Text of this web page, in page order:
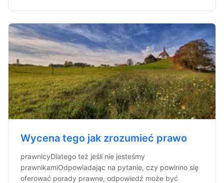
Wycena tego jak zrozumieć prawo
prawnicyDlatego też jeśli nie jesteśmy
prawnikamiOdpowiadając na pytanie, czy powinno się
oferować porady prawne, odpowiedź może być